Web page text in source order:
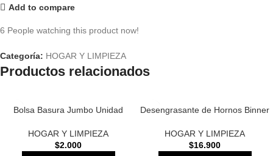
Add to compare
6 People watching this product now!
Categoría: HOGAR Y LIMPIEZA
Productos relacionados
Bolsa Basura Jumbo Unidad
HOGAR Y LIMPIEZA
$2.000
Desengrasante de Hornos Binner
HOGAR Y LIMPIEZA
$16.900